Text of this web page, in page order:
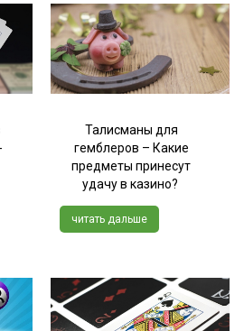
Талисманы для
гемблеров – Какие
предметы принесут
удачу в казино?
читать дальше